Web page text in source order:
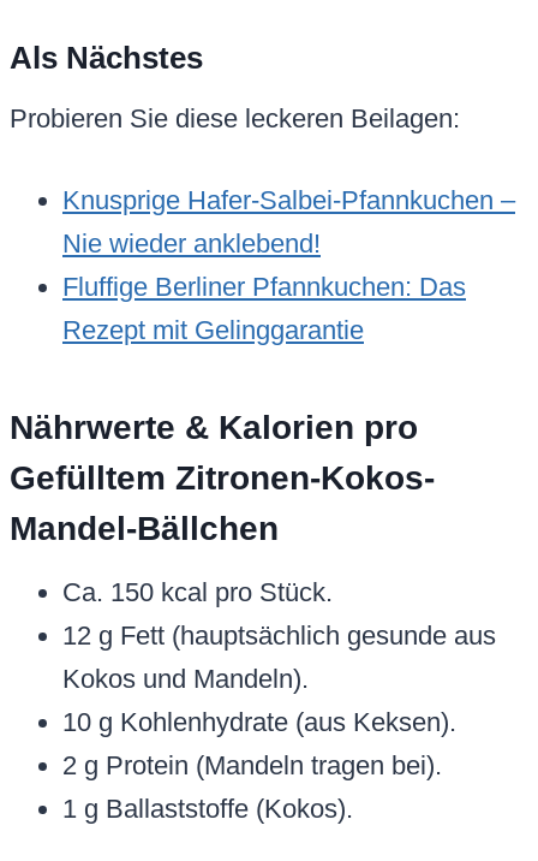
Als Nächstes
Probieren Sie diese leckeren Beilagen:
Knusprige Hafer-Salbei-Pfannkuchen –
Nie wieder anklebend!
Fluffige Berliner Pfannkuchen: Das
Rezept mit Gelinggarantie
Nährwerte & Kalorien pro
Gefülltem Zitronen-Kokos-
Mandel-Bällchen
Ca. 150 kcal pro Stück.
12 g Fett (hauptsächlich gesunde aus
Kokos und Mandeln).
10 g Kohlenhydrate (aus Keksen).
2 g Protein (Mandeln tragen bei).
1 g Ballaststoffe (Kokos).